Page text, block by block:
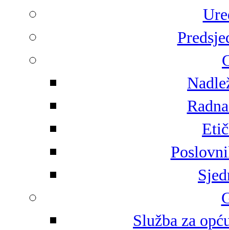
Služba za